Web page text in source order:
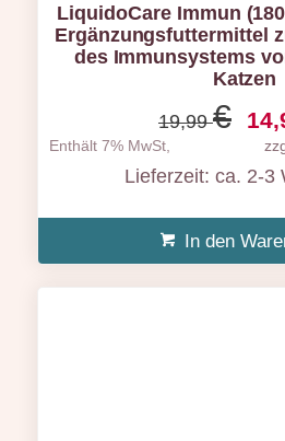
LiquidoCare Immun
Ergänzungsfuttermittel
des Immunsystems
Katzen
19,99€
Enthält 7% MwSt,
Lieferzeit: ca. 2-3
In den